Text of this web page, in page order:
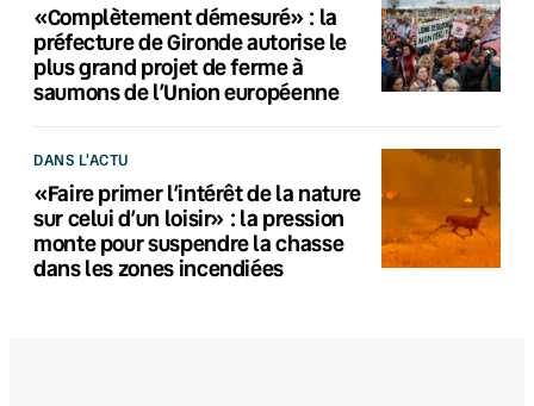
«Complètement démesuré» : la
préfecture de Gironde autorise le
plus grand projet de ferme à
saumons de l’Union européenne
DANS L'ACTU
«Faire primer l’intérêt de la nature
sur celui d’un loisir» : la pression
monte pour suspendre la chasse
dans les zones incendiées